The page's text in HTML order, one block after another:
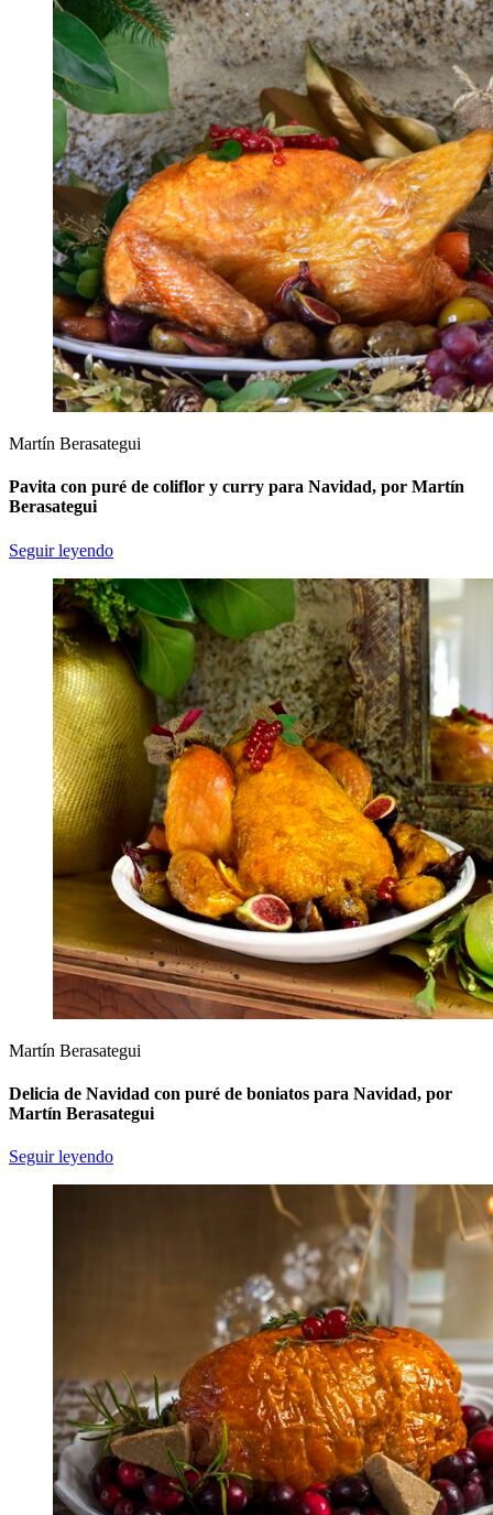
Martín Berasategui
Pavita con puré de coliflor y curry para Navidad, por Martín
Berasategui
Seguir leyendo
Martín Berasategui
Delicia de Navidad con puré de boniatos para Navidad, por
Martín Berasategui
Seguir leyendo